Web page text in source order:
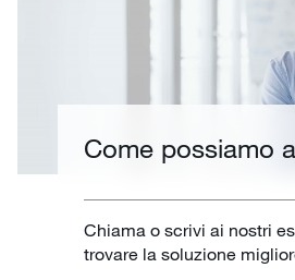
Come possiamo
Chiama o scrivi ai nostri
trovare la soluzione